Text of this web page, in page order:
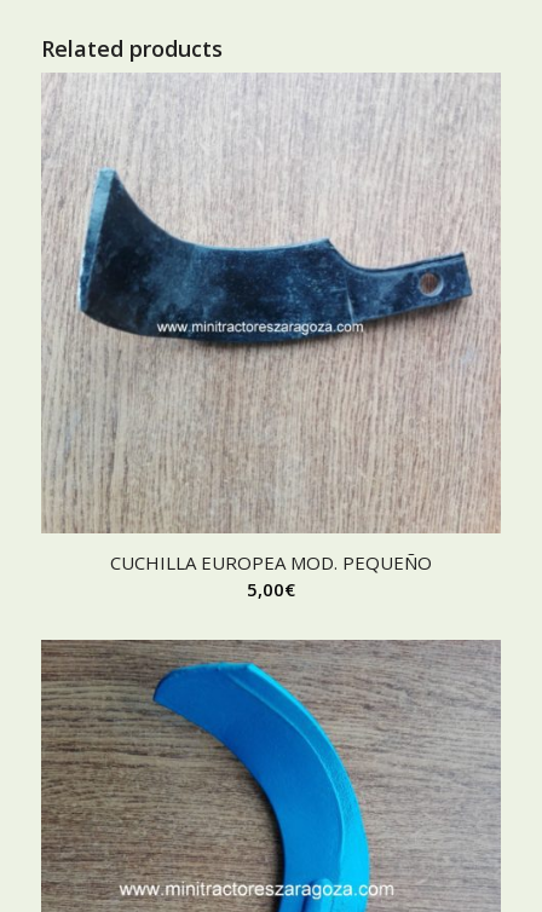
Related products
CUCHILLA EUROPEA MOD. PEQUEÑO
5,00€